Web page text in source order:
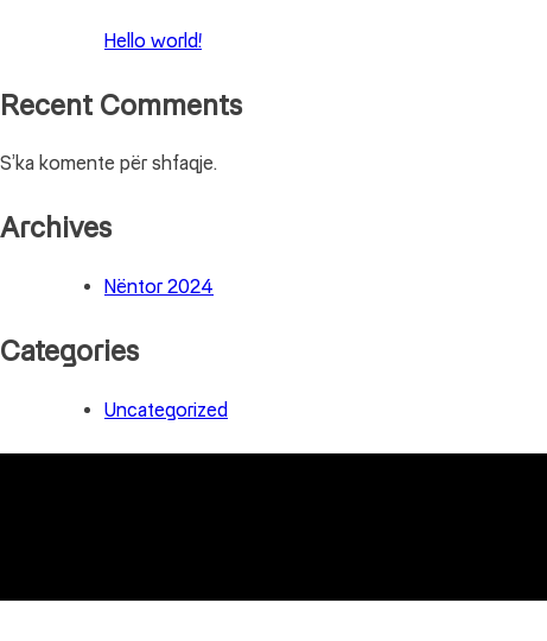
Hello world!
Recent Comments
S’ka komente për shfaqje.
Archives
Nëntor 2024
Categories
Uncategorized